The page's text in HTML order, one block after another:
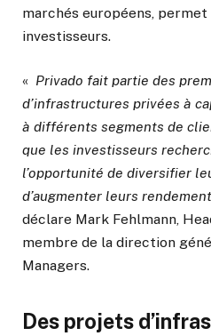
marchés européens,
investisseurs.
« Privado fait partie des
d’infrastructures privées à
à différents segments de
que les investisseurs
l’opportunité de diversifier
d’augmenter leurs
déclare Mark Fehlmann,
membre de la direction
Managers.
Des projets